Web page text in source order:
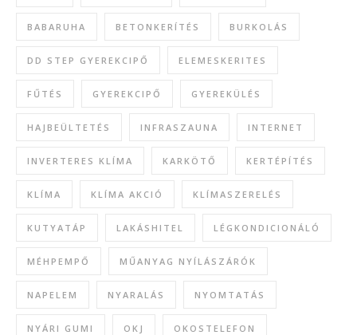
BABARUHA BETONKERÍTÉS BURKOLÁS
DD STEP GYEREKCIPŐ ELEMESKERITES
FŰTÉS GYEREKCIPŐ GYEREKÜLÉS
HAJBEÜLTETÉS INFRASZAUNA INTERNET
INVERTERES KLÍMA KARKÖTŐ KERTÉPÍTÉS
KLÍMA KLÍMA AKCIÓ KLÍMASZERELÉS
KUTYATÁP LAKÁSHITEL LÉGKONDICIONÁLÓ
MÉHPEMPŐ MŰANYAG NYÍLÁSZÁRÓK
NAPELEM NYARALÁS NYOMTATÁS
NYÁRI GUMI OKJ OKOSTELEFON